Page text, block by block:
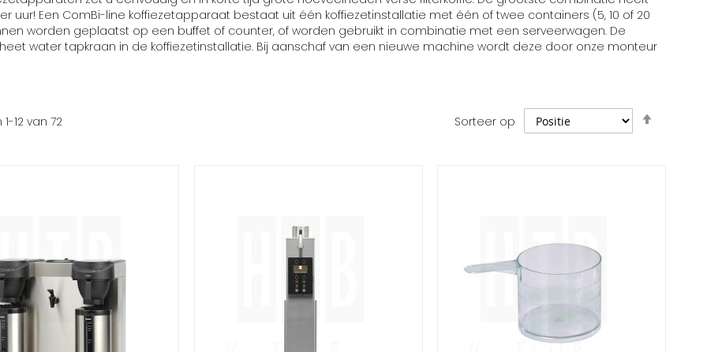
uur! Een ComBi-line koffiezetapparaat bestaat uit één koffiezetinstallatie met één of twee containers (5, 10 of 20
worden geplaatst op een buffet of counter, of worden gebruikt in combinatie met een serveerwagen. De
water tapkraan in de koffiezetinstallatie. Bij aanschaf van een nieuwe machine wordt deze door onze monteur
1-12 van72 Sorteer op